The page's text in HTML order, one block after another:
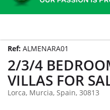
Ref: ALMENARA01
2/3/4
VILLAS FOR
Lorca, Murcia, Spain, 30813